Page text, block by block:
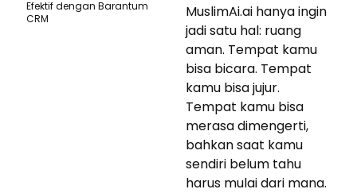
MuslimAi.ai hanya ingin
jadi satu hal: ruang
aman. Tempat kamu
bisa bicara. Tempat
kamu bisa jujur.
Tempat kamu bisa
merasa dimengerti,
bahkan saat kamu
sendiri belum tahu
harus mulai dari mana.
Efektif dengan Barantum
CRM